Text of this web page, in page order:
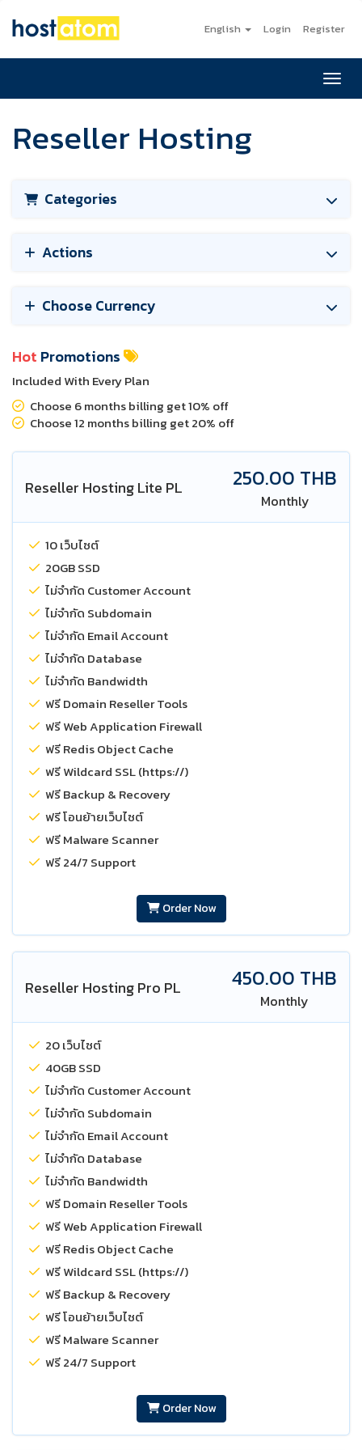
English Login Register
Reseller Hosting
Categories
Actions
Choose Currency
Hot Promotions
Included With Every Plan
Choose 6 months billing get 10% off
Choose 12 months billing get 20% off
Reseller Hosting Lite PL 250.00 THB
Monthly
10 เว็บไซต์
20GB SSD
ไม่จำกัด Customer Account
ไม่จำกัด Subdomain
ไม่จำกัด Email Account
ไม่จำกัด Database
ไม่จำกัด Bandwidth
ฟรี Domain Reseller Tools
ฟรี Web Application Firewall
ฟรี Redis Object Cache
ฟรี Wildcard SSL (https://)
ฟรี Backup & Recovery
ฟรี โอนย้ายเว็บไซต์
ฟรี Malware Scanner
ฟรี 24/7 Support
Order Now
Reseller Hosting Pro PL 450.00 THB
Monthly
20 เว็บไซต์
40GB SSD
ไม่จำกัด Customer Account
ไม่จำกัด Subdomain
ไม่จำกัด Email Account
ไม่จำกัด Database
ไม่จำกัด Bandwidth
ฟรี Domain Reseller Tools
ฟรี Web Application Firewall
ฟรี Redis Object Cache
ฟรี Wildcard SSL (https://)
ฟรี Backup & Recovery
ฟรี โอนย้ายเว็บไซต์
ฟรี Malware Scanner
ฟรี 24/7 Support
Order Now